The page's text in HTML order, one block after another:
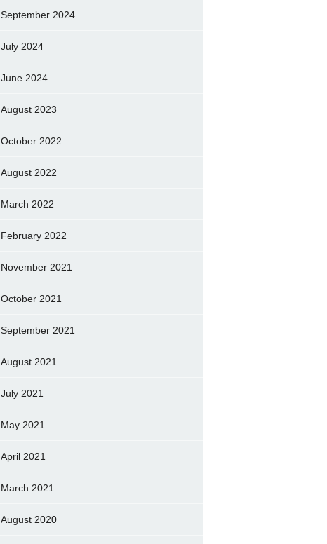
September 2024
July 2024
June 2024
August 2023
October 2022
August 2022
March 2022
February 2022
November 2021
October 2021
September 2021
August 2021
July 2021
May 2021
April 2021
March 2021
August 2020